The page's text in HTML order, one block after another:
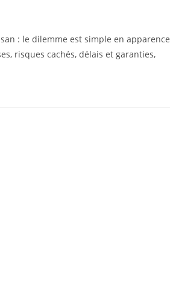
: le dilemme est simple en apparence
risques cachés, délais et garanties,